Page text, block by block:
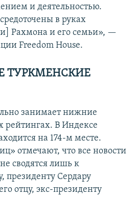
и деятельностью.
в руках
Рахмона и его семьи», —
Freedom House.
ТУРКМЕНСКИЕ
занимает нижние
рейтингах. В Индексе
на 174-м месте.
отмечают, что все новости
сводятся лишь к
Сердару
отцу, экс-президенту